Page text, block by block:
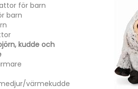
för barn
barn
kudde och
värmekudde